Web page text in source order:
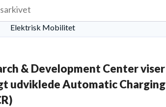
Elektrisk Mobilitet
& Development Center viser
udviklede Automatic Charging